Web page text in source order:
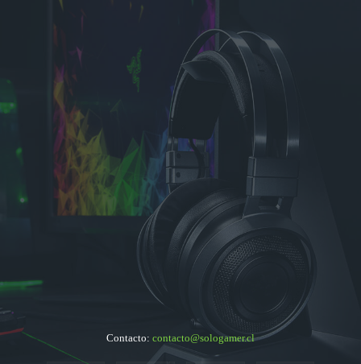
Contacto: contacto@sologamer.cl